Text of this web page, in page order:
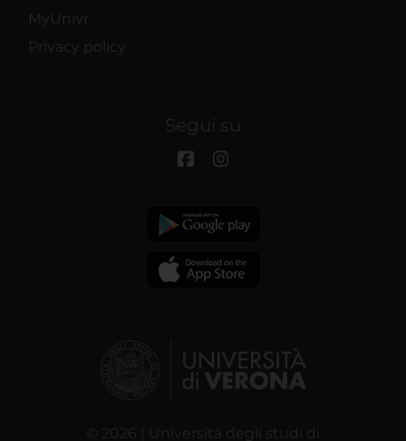
MyUnivr
Privacy policy
Segui su
© 2026 | Università degli studi di